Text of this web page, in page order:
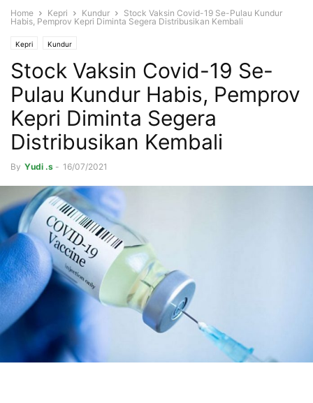
Home Kepri Kundur
Stock Vaksin Covid-19 Se-Pulau Kundur
Habis, Pemprov Kepri Diminta Segera Distribusikan Kembali
Kepri Kundur
Stock Vaksin Covid-19 Se-
Pulau Kundur Habis, Pemprov
Kepri Diminta Segera
Distribusikan Kembali
By Yudi .s - 16/07/2021